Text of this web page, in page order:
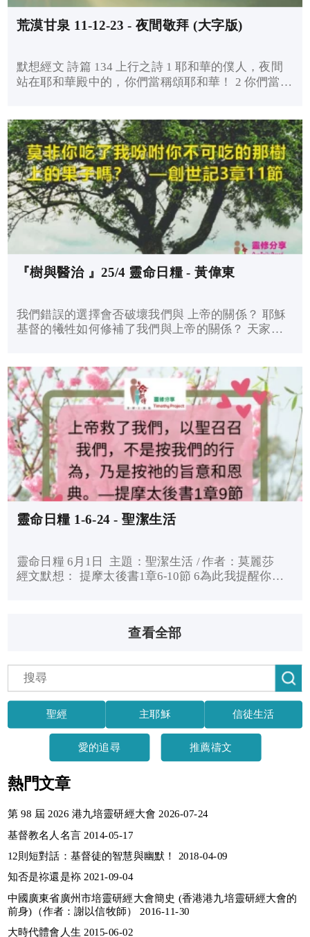
荒漠甘泉 11-12-23 - 夜間敬拜 (大字版)
默想經文 詩篇 134 上行之詩 1 耶和華的僕人，夜間
站在耶和華殿中的，你們當稱頌耶和華！ 2 你們當向
『樹與醫治 』25/4 靈命日糧 - 黃偉東
我們錯誤的選擇會否破壞我們與 上帝的關係？ 耶穌
基督的犧牲如何修補了我們與上帝的關係？ 天家的
下的咒詛，是因祢愛子所付的代價。我感謝祢，我所
能做的就是將生命獻給祢！
靈命日糧 1-6-24 - 聖潔生活
靈命日糧 6月1日 主題：聖潔生活 / 作者：莫麗莎
經文默想： 提摩太後書1章6-10節 6為此我提醒你，
查看全部
聖經 主耶穌 信徒生活
愛的追尋 推薦禱文
熱門文章
第 98 屆 2026 港九培靈研經大會 2026-07-24
基督教名人名言 2014-05-17
12則短對話：基督徒的智慧與幽默！ 2018-04-09
知否是祢還是袮 2021-09-04
中國廣東省廣州市培靈研經大會簡史 (香港港九培靈研經大會的
前身)（作者：謝以信牧師） 2016-11-30
大時代體會人生 2015-06-02